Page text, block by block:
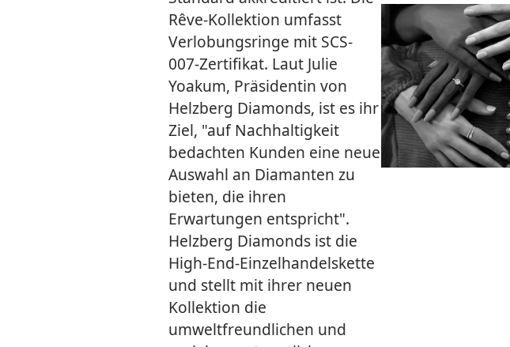
Rêve-Kollektion umfasst
Verlobungsringe mit SCS-
007-Zertifikat. Laut Julie
Yoakum, Präsidentin von
Helzberg Diamonds, ist es ihr
Ziel, "auf Nachhaltigkeit
bedachten Kunden eine neue
Auswahl an Diamanten zu
bieten, die ihren
Erwartungen entspricht".
Helzberg Diamonds ist die
High-End-Einzelhandelskette
und stellt mit ihrer neuen
Kollektion die
umweltfreundlichen und